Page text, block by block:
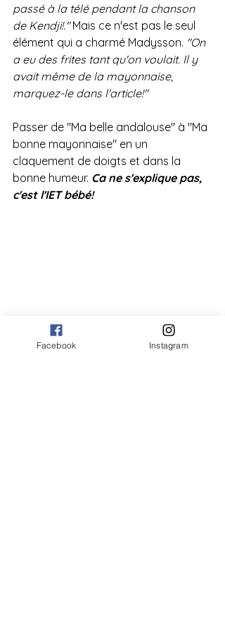
passé à la télé pendant la chanson
de Kendji!." Mais ce n'est pas le seul
élément qui a charmé Madysson. "On
a eu des frites tant qu'on voulait. Il y
avait même de la mayonnaise,
marquez-le dans l'article!"
Passer de "Ma belle andalouse" à "Ma
bonne mayonnaise" en un
claquement de doigts et dans la
bonne humeur. Ca ne s'explique pas,
c'est l'IET bébé!
Facebook Instagram